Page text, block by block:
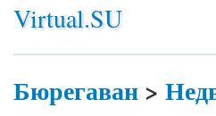
Virtual.SU
Бюрегаван>